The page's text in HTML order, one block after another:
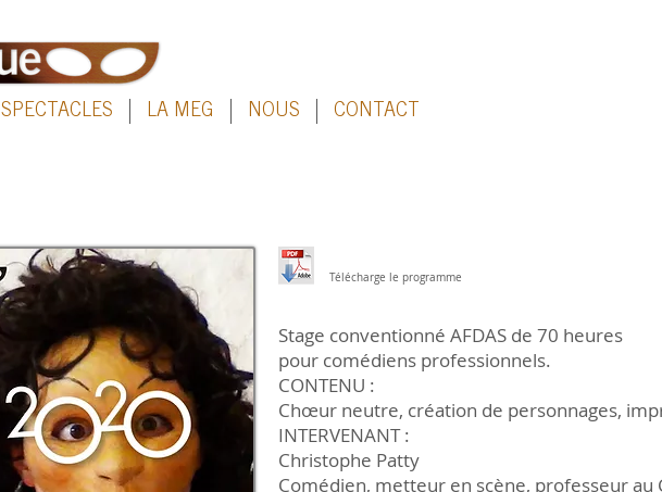
SPECTACLES LA MEG NOUS CONTACT
Télécharge le programme
Stage conventionné AFDAS de 70 heures
pour comédiens professionnels.
CONTENU :
Chœur neutre, création de personnages,
INTERVENANT :
Christophe Patty
Comédien, metteur en scène, professeur au